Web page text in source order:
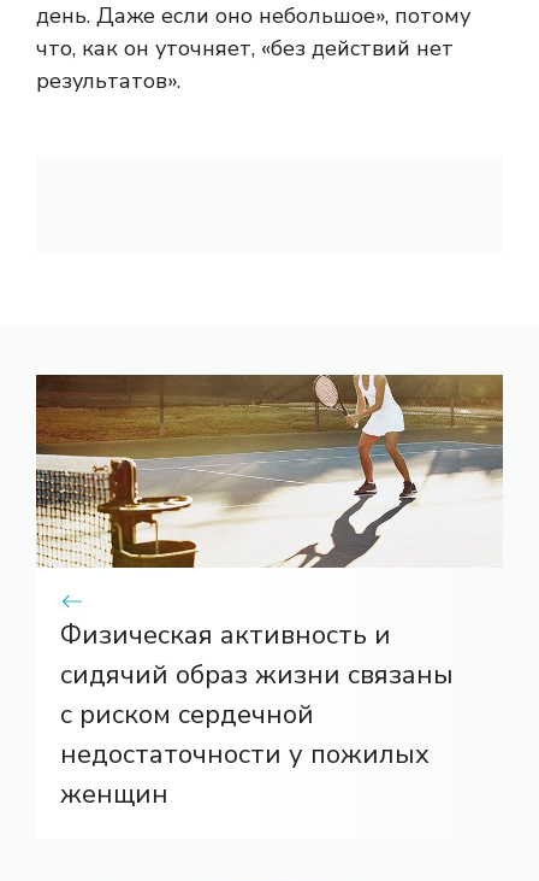
день. Даже если оно небольшое», потому
что, как он уточняет, «без действий нет
результатов».
Физическая активность и
сидячий образ жизни связаны
с риском сердечной
недостаточности у пожилых
женщин